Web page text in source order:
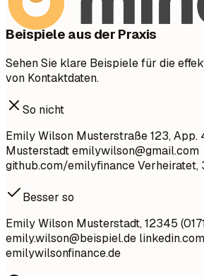
Beispiele aus der Praxis
Sehen Sie klare Beispiele für die
von Kontaktdaten.
So nicht
Emily Wilson Musterstraße 123, App.
Musterstadtemilywilson@gmail.com
github.com/emilyfinance Verheiratet,
Besser so
Emily Wilson Musterstadt, 12345
emily.wilson@beispiel.de
emilywilsonfinance.de